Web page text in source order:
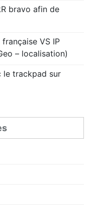
bravo afin de
française VS IP
– localisation)
le trackpad sur